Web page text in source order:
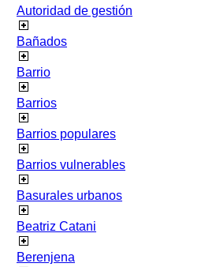
Autoridad de gestión
Bañados
Barrio
Barrios
Barrios populares
Barrios vulnerables
Basurales urbanos
Beatriz Catani
Berenjena